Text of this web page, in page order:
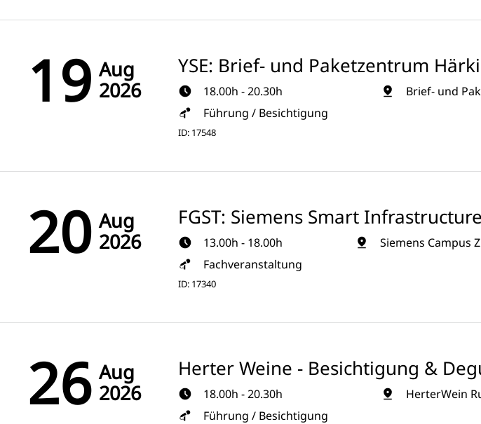
19 Aug
2026
YSE: Brief- und Paketzentrum
18.00h - 20.30h
Brief- und
Führung / Besichtigung
ID: 17548
20 Aug
2026
FGST: Siemens Smart
13.00h - 18.00h
Siemens Campus
Fachveranstaltung
ID: 17340
26 Aug
2026
Herter Weine - Besichtigung &
18.00h - 20.30h
HerterWein
Führung / Besichtigung